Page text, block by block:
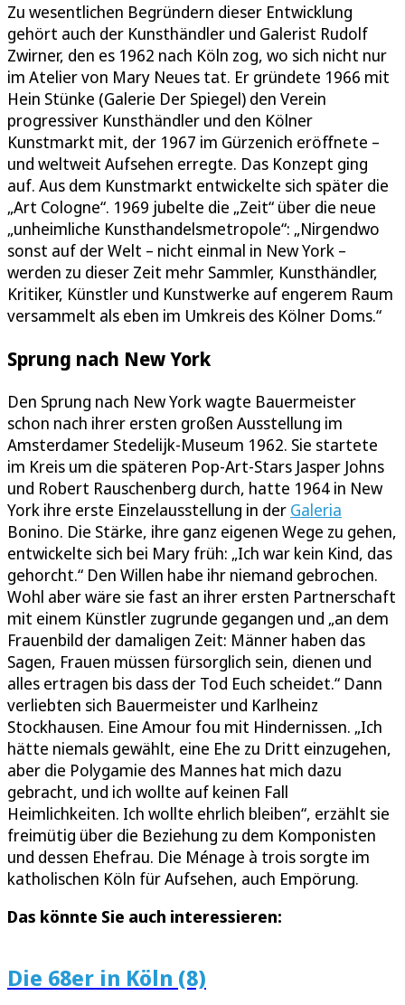
Zu wesentlichen Begründern dieser Entwicklung
gehört auch der Kunsthändler und Galerist Rudolf
Zwirner, den es 1962 nach Köln zog, wo sich nicht nur
im Atelier von Mary Neues tat. Er gründete 1966 mit
Hein Stünke (Galerie Der Spiegel) den Verein
progressiver Kunsthändler und den Kölner
Kunstmarkt mit, der 1967 im Gürzenich eröffnete –
und weltweit Aufsehen erregte. Das Konzept ging
auf. Aus dem Kunstmarkt entwickelte sich später die
„Art Cologne“. 1969 jubelte die „Zeit“ über die neue
„unheimliche Kunsthandelsmetropole“: „Nirgendwo
sonst auf der Welt – nicht einmal in New York –
werden zu dieser Zeit mehr Sammler, Kunsthändler,
Kritiker, Künstler und Kunstwerke auf engerem Raum
versammelt als eben im Umkreis des Kölner Doms.“
Sprung nach New York
Den Sprung nach New York wagte Bauermeister
schon nach ihrer ersten großen Ausstellung im
Amsterdamer Stedelijk-Museum 1962. Sie startete
im Kreis um die späteren Pop-Art-Stars Jasper Johns
und Robert Rauschenberg durch, hatte 1964 in New
York ihre erste Einzelausstellung in der Galeria
Bonino. Die Stärke, ihre ganz eigenen Wege zu gehen,
entwickelte sich bei Mary früh: „Ich war kein Kind, das
gehorcht.“ Den Willen habe ihr niemand gebrochen.
Wohl aber wäre sie fast an ihrer ersten Partnerschaft
mit einem Künstler zugrunde gegangen und „an dem
Frauenbild der damaligen Zeit: Männer haben das
Sagen, Frauen müssen fürsorglich sein, dienen und
alles ertragen bis dass der Tod Euch scheidet.“ Dann
verliebten sich Bauermeister und Karlheinz
Stockhausen. Eine Amour fou mit Hindernissen. „Ich
hätte niemals gewählt, eine Ehe zu Dritt einzugehen,
aber die Polygamie des Mannes hat mich dazu
gebracht, und ich wollte auf keinen Fall
Heimlichkeiten. Ich wollte ehrlich bleiben“, erzählt sie
freimütig über die Beziehung zu dem Komponisten
und dessen Ehefrau. Die Ménage à trois sorgte im
katholischen Köln für Aufsehen, auch Empörung.
Das könnte Sie auch interessieren:
Die 68er in Köln (8)